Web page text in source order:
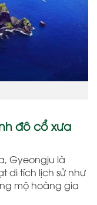
đô cổ xưa
Gyeongju là
di tích lịch sử như
mộ hoàng gia